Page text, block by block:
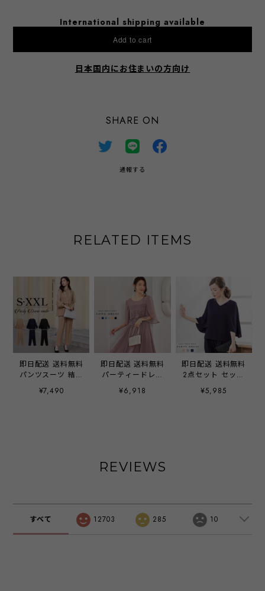
International shipping available
Add to cart
日本国内にお住まいの方向け
SHARE ON
通報する
RELATED ITEMS
即日配送 送料無料
パンツスーツ 結婚
式 セレモニースー
ツ 七五三 入園式
ゃれ コーデ 春 夏
秋 冬 emile0356
¥7,490
即日配送 送料無料
パーティードレス
フォーマルワンピ
ース フォーマルド
リーブ シフォン
総レース ワンピー
プル グレーブルー
ブラック マスター
¥6,918
即日配送 送料無料
2点セット セット
アップ ケープ型ブ
ラウス パーティー
イズ お呼ばれ ド
レス emile0117
¥5,985
REVIEWS
すべて 12703 285 10